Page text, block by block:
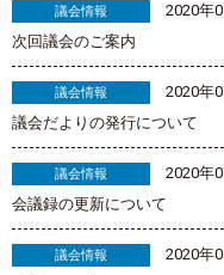
議会情報
2020年
次回議会のご案内
議会情報
2020年
議会だよりの発行について
議会情報
2020年
会議録の更新について
議会情報
2020年